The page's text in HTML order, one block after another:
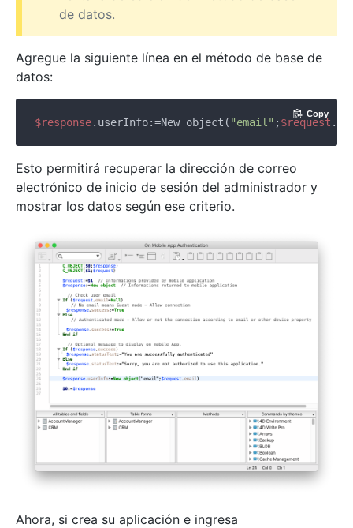
de datos.
Agregue la siguiente línea en el método de base de
datos:
$response.userInfo:=New object ( "email" ; $request
Copy
Esto permitirá recuperar la dirección de correo
electrónico de inicio de sesión del administrador y
mostrar los datos según ese criterio.
Ahora, si crea su aplicación e ingresa